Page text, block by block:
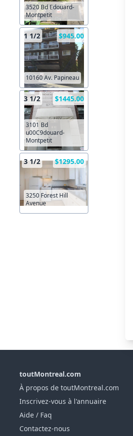
3520 Bd Edouard-
Montpetit
1 1/2 $945.00
10160 Av. Papineau
3 1/2 $1445.00
3101 Bd
u00C9douard-
Montpetit
3 1/2 $1295.00
3250 Forest Hill
Avenue
toutMontreal.com
À propos de toutMontreal.com
Inscrivez-vous à l'annuaire
Aide / Faq
Contactez-nous